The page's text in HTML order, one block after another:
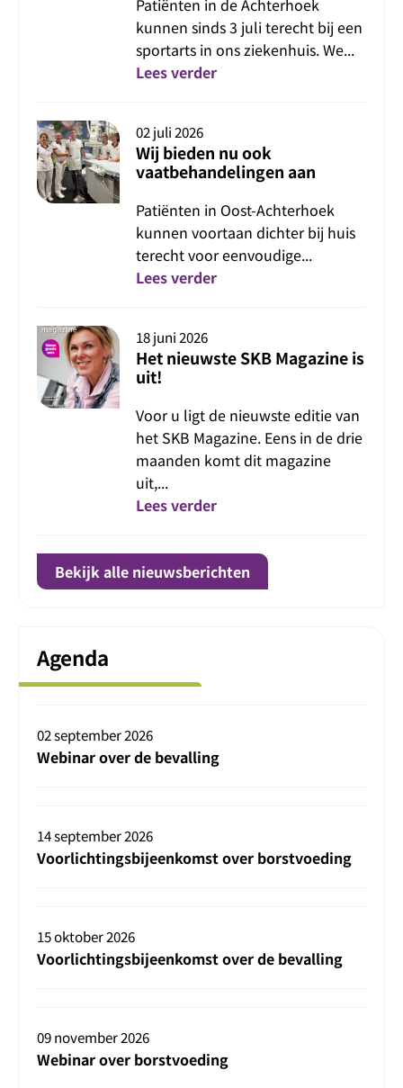
Patiënten in de Achterhoek
kunnen sinds 3 juli terecht bij een
sportarts in ons ziekenhuis. We...
Lees verder
02 juli 2026
Wij bieden nu ook
vaatbehandelingen aan
Patiënten in Oost-Achterhoek
kunnen voortaan dichter bij huis
terecht voor eenvoudige...
Lees verder
18 juni 2026
Het nieuwste SKB Magazine is
uit!
Voor u ligt de nieuwste editie van
het SKB Magazine. Eens in de drie
maanden komt dit magazine
uit,...
Lees verder
Bekijk alle nieuwsberichten
Agenda
02 september 2026
Webinar over de bevalling
14 september 2026
Voorlichtingsbijeenkomst over borstvoeding
15 oktober 2026
Voorlichtingsbijeenkomst over de bevalling
09 november 2026
Webinar over borstvoeding